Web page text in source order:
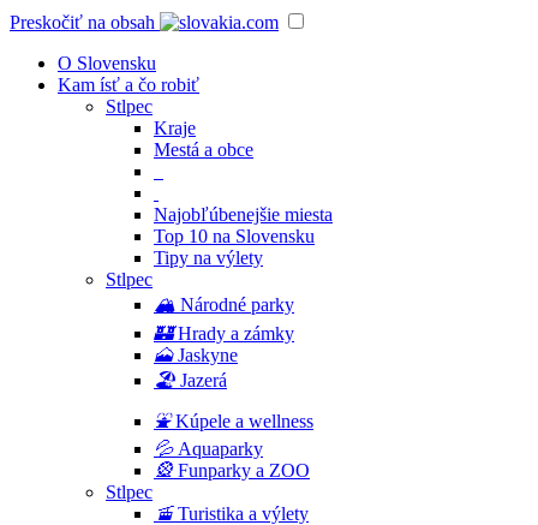
Preskočiť na obsah
O Slovensku
Kam ísť a čo robiť
Stlpec
Kraje
Mestá a obce
Najobľúbenejšie miesta
Top 10 na Slovensku
Tipy na výlety
Stlpec
🏔 Národné parky
🏰Hrady a zámky
🗻Jaskyne
🏖 Jazerá
⛲️Kúpele a wellness
💦 Aquaparky
🎡Funparky a ZOO
Stlpec
🚡Turistika a výlety